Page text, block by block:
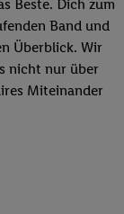
Beste. Dich zum
Band und
Überblick. Wir
nicht nur über
Miteinander